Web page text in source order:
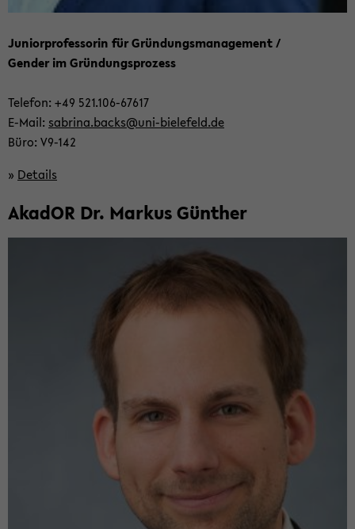
Ju­ni­or­pro­fes­so­rin für Grün­dungs­ma­nage­ment /
Gen­der im Grün­dungs­pro­zess
Te­le­fon: +49 521.106-​67617
E-​Mail: sa­bri­na.backs@uni-​bielefeld.de
Büro: V9-​142
» De­tails
Aka­dOR Dr. Mar­kus Gün­ther